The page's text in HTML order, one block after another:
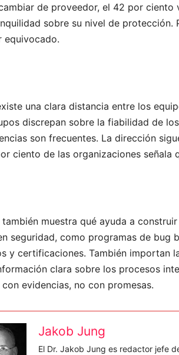
de proveedor, el 42 por ciento
sobre su nivel de
equivocado.
una clara distancia entre los
discrepan sobre la fiabilidad de
son frecuentes. La dirección
ciento de las organizaciones
muestra qué ayuda a
seguridad, como programas de bug
y certificaciones. También importan
clara sobre los procesos
evidencias, no con promesas.
Jakob Jung
El Dr. Jakob Jung es redactor jefe